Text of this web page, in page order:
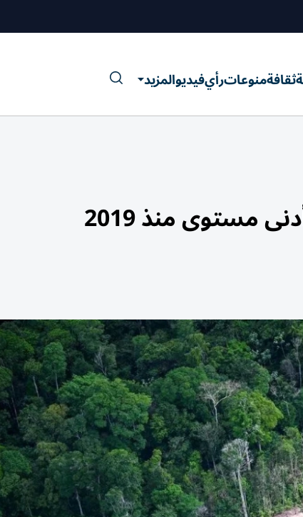
ثقافةمنوعاترأيفيديوالمزيد
مستوى منذ 2019